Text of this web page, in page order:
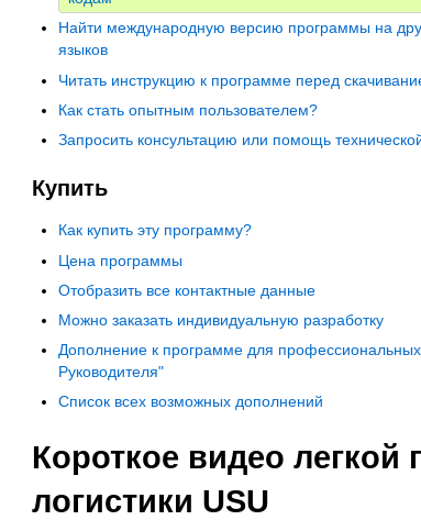
Найти международную версию программы на
языков
Читать инструкцию к программе перед
Как стать опытным пользователем?
Запросить консультацию или помощь
Купить
Как купить эту программу?
Цена программы
Отобразить все контактные данные
Можно заказать индивидуальную разработку
Дополнение к программе для
Руководителя"
Список всех возможных дополнений
Короткое видео
логистики USU